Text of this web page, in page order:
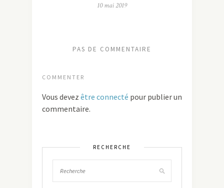
10 mai 2019
PAS DE COMMENTAIRE
COMMENTER
Vous devez être connecté pour publier un
commentaire.
RECHERCHE